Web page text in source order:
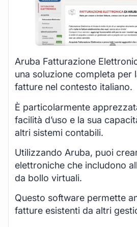
Aruba Fatturazione
una soluzione completa per
fatture nel contesto italiano.
È particolarmente
facilità d’uso e la sua
altri sistemi contabili.
Utilizzando Aruba, puoi
elettroniche che includono
da bollo virtuali.
Questo software permette
fatture esistenti da altri